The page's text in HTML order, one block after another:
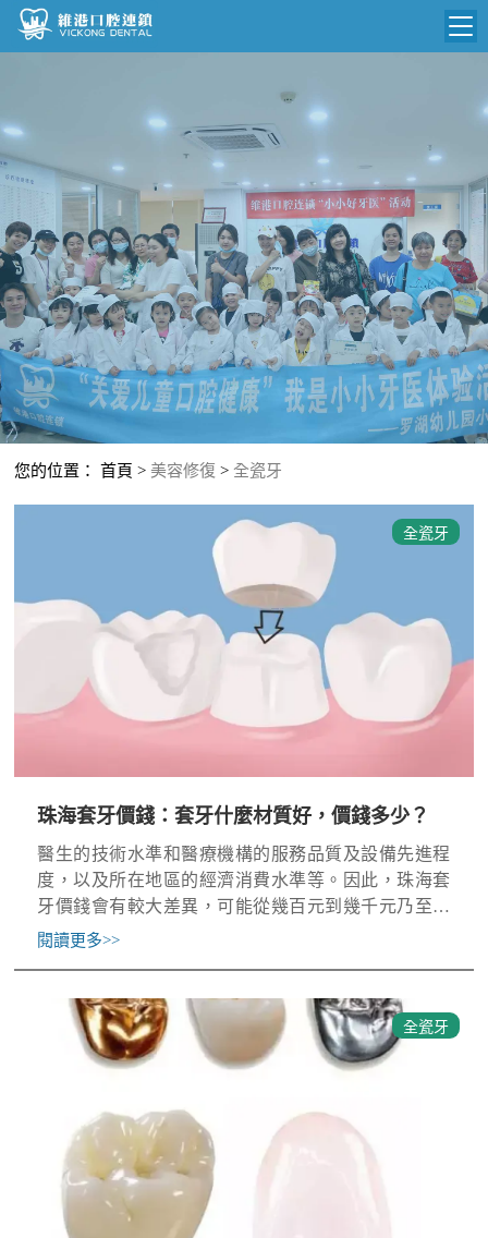
維港簡介
品牌介紹
環境設備
醫院新聞
收費標準
N
收費總表
植牙收費
根管收費
美學收費
常規收費
醫生團隊
門診時間
就醫指引
您的位置：首頁 > 美容修復 >全瓷牙
全瓷牙
珠海套牙價錢：套牙什麼材質好，價錢多少？
醫生的技術水準和醫療機構的服務品質及設備先進程
度，以及所在地區的經濟消費水準等。因此，珠海套
牙價錢會有較大差異，可能從幾百元到幾千元乃至上
萬元不等，具體價錢建議根據個人實際情況諮詢專業
閱讀更多>>
全瓷牙